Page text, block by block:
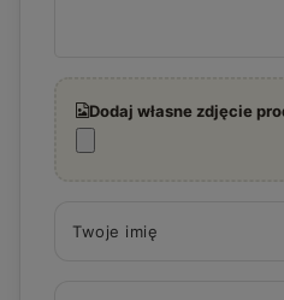
Dodaj własne zdjęcie
Twoje imię